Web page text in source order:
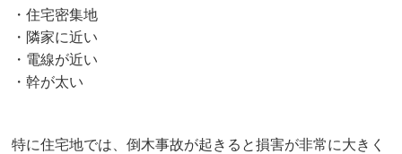
・住宅密集地
・隣家に近い
・電線が近い
・幹が太い
特に住宅地では、倒木事故が起きると損害が非常に大きく